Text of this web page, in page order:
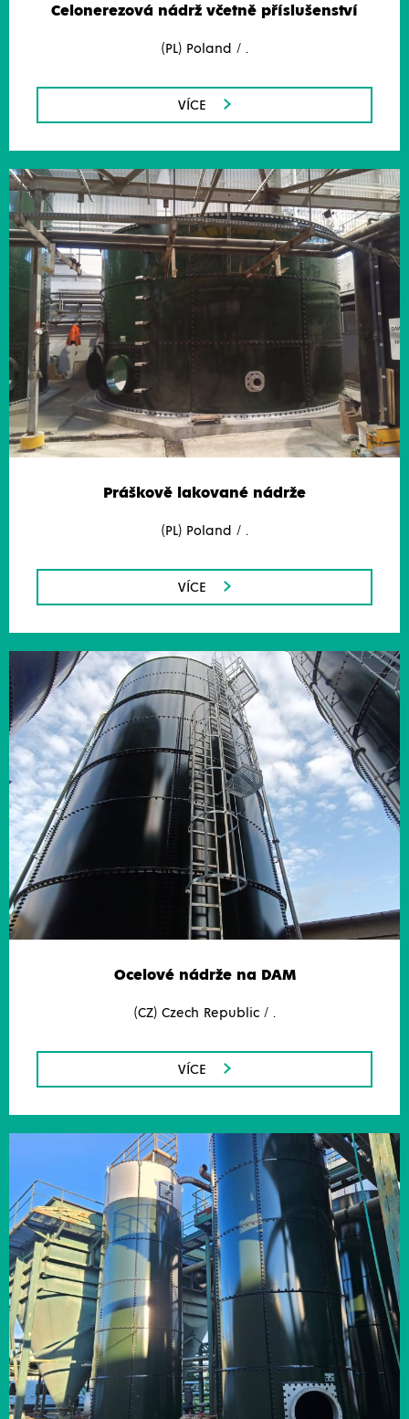
Celonerezová nádrž včetně příslušenství
(PL) Poland / .
VÍCE
Práškově lakované nádrže
(PL) Poland / .
VÍCE
Ocelové nádrže na DAM
(CZ) Czech Republic / .
VÍCE